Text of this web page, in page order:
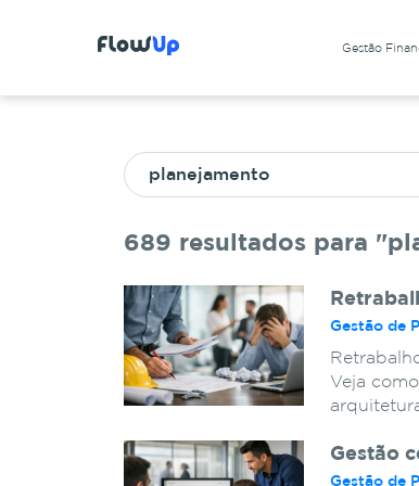
Gestão
689 resultados para
Gestão de
Veja
Gestão
Gestão de